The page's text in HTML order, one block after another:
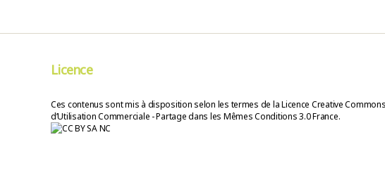
Licence
Ces contenus sont mis à disposition selon les termes de la Licence Creative
d’Utilisation Commerciale - Partage dans les Mêmes Conditions 3.0 France.